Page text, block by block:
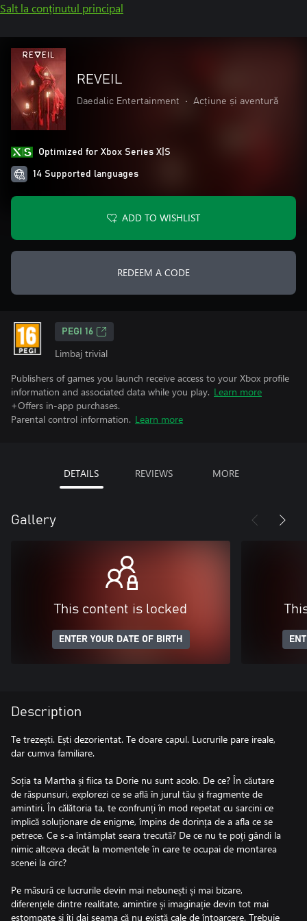
Salt la conținutul principal
REVEIL
Daedalic Entertainment • Acțiune și aventură
Optimized for Xbox Series X|S
14 Supported languages
ADD TO WISHLIST
REDEEM A CODE
PEGI 16
Limbaj trivial
Publishers of games you launch receive access to your Xbox profile
information and associated data while you play. Learn more
+Offers in-app purchases.
Parental control information. Learn more
DETAILS REVIEWS MORE
Gallery
This content is locked
ENTER YOUR DATE OF BIRTH
Description
Te trezești. Ești dezorientat. Te doare capul. Lucrurile pare ireale,
dar cumva familiare.
Soția ta Martha și fiica ta Dorie nu sunt acolo. De ce? În căutare
de răspunsuri, explorezi ce se află în jurul tău și fragmente de
amintiri. În călătoria ta, te confrunți în mod repetat cu sarcini ce
implică soluționare de enigme, împins de dorința de a afla ce se
petrece. Ce s-a întâmplat seara trecută? De ce nu te poți gândi la
nimic altceva decât la momentele în care te ocupai de montarea
scenei la circ?
Pe măsură ce lucrurile devin mai nebunești și mai bizare,
diferențele dintre realitate, amintire și imaginație devin tot mai
estompate și îți dai seama că nu există cale de întoarcere. Trebuie